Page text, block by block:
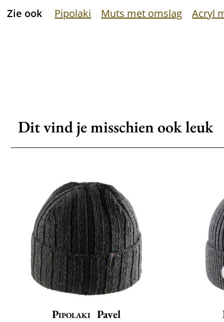
Zie ook Pipolaki Muts met omslag Acryl
Dit vind je misschien ook leuk
Pipolaki Pavel